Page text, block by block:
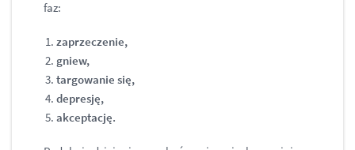
faz:
zaprzeczenie,
gniew,
targowanie się,
depresję,
akceptację.